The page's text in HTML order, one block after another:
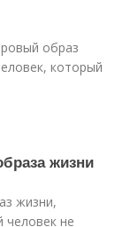
образ
который
жизни
жизни,
человек не